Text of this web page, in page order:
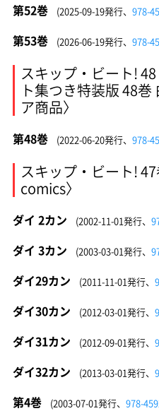
第52巻 (2025-09-19発行、 978-
第53巻 (2026-06-19発行、 978-
スキップ・ビート!
ト集つき特装版 48
ア商品〉
第48巻 (2022-06-20発行、 978-
スキップ・ビート!
comics〉
ダイ 2カン (2002-11-01発行、
ダイ 3カン (2003-03-01発行、
ダイ29カン (2011-11-01発行、
ダイ30カン (2012-03-01発行、
ダイ31カン (2012-09-01発行、
ダイ32カン (2013-03-01発行、
第4巻 (2003-07-01発行、 978-